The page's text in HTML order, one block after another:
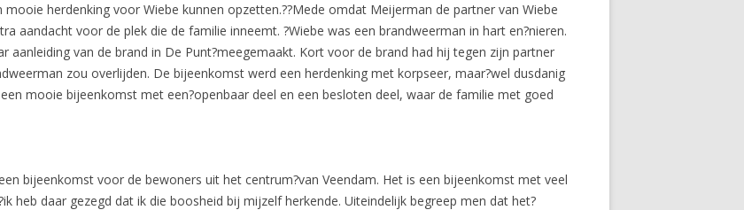
herdenking voor Wiebe kunnen opzetten.??Mede omdat Meijerman de partner van Wiebe
aandacht voor de plek die de familie inneemt. ?Wiebe was een brandweerman in hart en?nieren.
aanleiding van de brand in De Punt?meegemaakt. Kort voor de brand had hij tegen zijn partner
zou overlijden. De bijeenkomst werd een herdenking met korpseer, maar?wel dusdanig
mooie bijeenkomst met een?openbaar deel en een besloten deel, waar de familie met goed
bijeenkomst voor de bewoners uit het centrum?van Veendam. Het is een bijeenkomst met veel
heb daar gezegd dat ik die boosheid bij mijzelf herkende. Uiteindelijk begreep men dat het?